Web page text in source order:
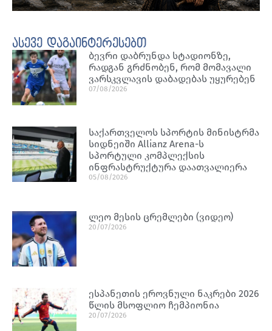
ასევე დაგაინტერესებთ
ბევრი დაბრუნდა სტადიონზე,
რადგან გრძნობენ, რომ მომავალი
ვარსკვლავის დაბადებას უყურებენ
07/08/2026
საქართველოს სპორტის მინისტრმა
სიდნეიში Allianz Arena-ს
სპორტული კომპლექსის
ინფრასტრუქტურა დაათვალიერა
05/08/2026
ლეო მესის ცრემლები (ვიდეო)
20/07/2026
ესპანეთის ეროვნული ნაკრები 2026
წლის მსოფლიო ჩემპიონია
20/07/2026